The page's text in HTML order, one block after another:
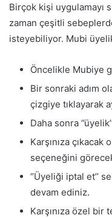
Birçok kişi uygulamayı
zaman çeşitli
isteyebiliyor. Mubi
Öncelikle Mubiye
Bir sonraki adım
çizgiye tıklayarak
Daha sonra
Karşınıza çıkacak
seçeneğini
‘’Üyeliği iptal et’’
devam ediniz.
Karşınıza özel bir